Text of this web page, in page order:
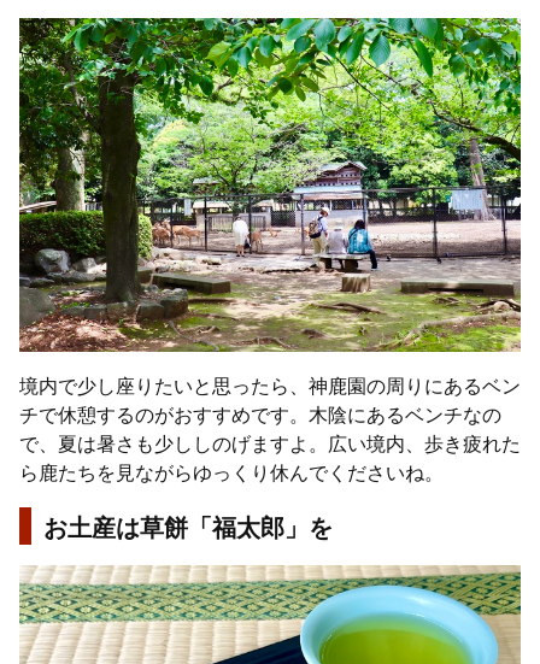
境内で少し座りたいと思ったら、神鹿園の周りにあるベン
チで休憩するのがおすすめです。木陰にあるベンチなの
で、夏は暑さも少ししのげますよ。広い境内、歩き疲れた
ら鹿たちを見ながらゆっくり休んでくださいね。
お土産は草餅「福太郎」を